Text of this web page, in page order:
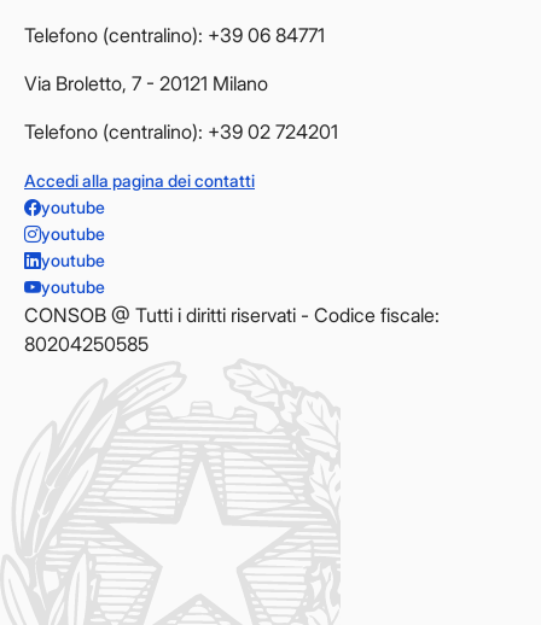
Telefono (centralino): +39 06 84771
Via Broletto, 7 - 20121 Milano
Telefono (centralino): +39 02 724201
Accedi alla pagina dei contatti
youtube
youtube
youtube
youtube
CONSOB @ Tutti i diritti riservati - Codice fiscale:
80204250585